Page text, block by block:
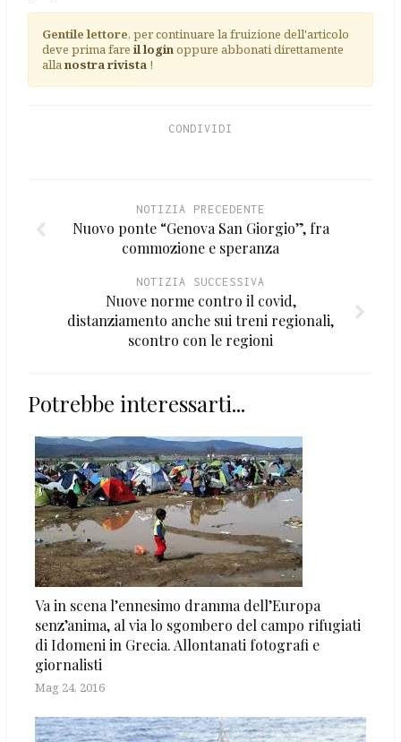
Gentile lettore, per continuare la fruizione dell'articolo
deve prima fare il loginoppure abbonati direttamente
allanostra rivista !
CONDIVIDI
NOTIZIA PRECEDENTE
Nuovo ponte “Genova San Giorgio”, fra
commozione e speranza
NOTIZIA SUCCESSIVA
Nuove norme contro il covid,
distanziamento anche sui treni regionali,
scontro con le regioni
Potrebbe interessarti...
Va in scena l’ennesimo dramma dell’Europa
senz’anima, al via lo sgombero del campo rifugiati
di Idomeni in Grecia. Allontanati fotografi e
giornalisti
Mag 24, 2016